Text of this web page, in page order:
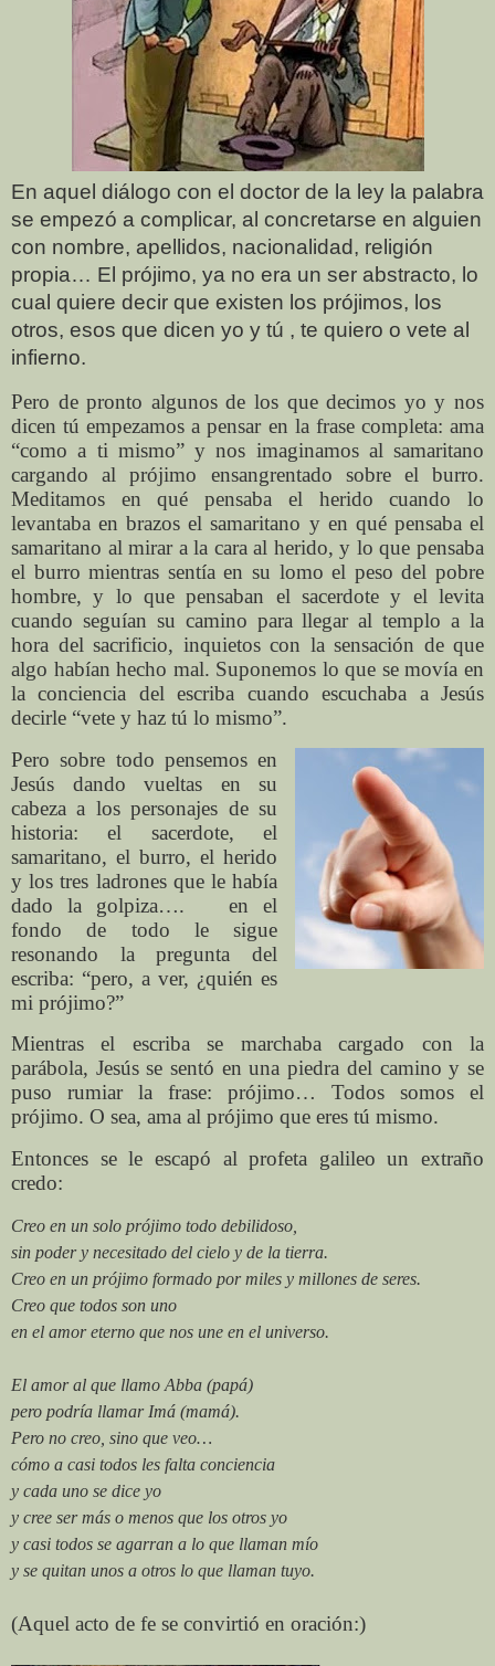
En aquel diálogo con el doctor de la ley la palabra
se empezó a complicar, al concretarse en alguien
con nombre, apellidos, nacionalidad, religión
propia… El prójimo, ya no era un ser abstracto, lo
cual quiere decir que existen los prójimos, los
otros, esos que dicen yo y tú , te quiero o vete al
infierno.
Pero de pronto algunos de los que decimos yo y nos
dicen tú empezamos a pensar en la frase completa: ama
“como a ti mismo” y nos imaginamos al samaritano
cargando al prójimo ensangrentado sobre el burro.
Meditamos en qué pensaba el herido cuando lo
levantaba en brazos el samaritano y en qué pensaba el
samaritano al mirar a la cara al herido, y lo que pensaba
el burro mientras sentía en su lomo el peso del pobre
hombre, y lo que pensaban el sacerdote y el levita
cuando seguían su camino para llegar al templo a la
hora del sacrificio, inquietos con la sensación de que
algo habían hecho mal. Suponemos lo que se movía en
la conciencia del escriba cuando escuchaba a Jesús
decirle “vete y haz tú lo mismo”.
Pero sobre todo pensemos en
Jesús dando vueltas en su
cabeza a los personajes de su
historia: el sacerdote, el
samaritano, el burro, el herido
y los tres ladrones que le había
dado la golpiza…. en el
fondo de todo le sigue
resonando la pregunta del
escriba: “pero, a ver, ¿quién es
mi prójimo?”
Mientras el escriba se marchaba cargado con la
parábola, Jesús se sentó en una piedra del camino y se
puso rumiar la frase: prójimo… Todos somos el
prójimo. O sea, ama al prójimo que eres tú mismo.
Entonces se le escapó al profeta galileo un extraño
credo:
Creo en un solo prójimo todo debilidoso,
sin poder y necesitado del cielo y de la tierra.
Creo en un prójimo formado por miles y millones de seres.
Creo que todos son uno
en el amor eterno que nos une en el universo.
El amor al que llamo Abba (papá)
pero podría llamar Imá (mamá).
Pero no creo, sino que veo…
cómo a casi todos les falta conciencia
y cada uno se dice yo
y cree ser más o menos que los otros yo
y casi todos se agarran a lo que llaman mío
y se quitan unos a otros lo que llaman tuyo.
(Aquel acto de fe se convirtió en oración:)